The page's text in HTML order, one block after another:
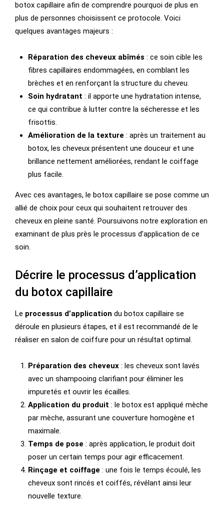
botox capillaire afin de comprendre pourquoi de plus en
plus de personnes choisissent ce protocole. Voici
quelques avantages majeurs :
Réparation des cheveux abîmés : ce soin cible les
fibres capillaires endommagées, en comblant les
brèches et en renforçant la structure du cheveu.
Soin hydratant : il apporte une hydratation intense,
ce qui contribue à lutter contre la sécheresse et les
frisottis.
Amélioration de la texture : après un traitement au
botox, les cheveux présentent une douceur et une
brillance nettement améliorées, rendant le coiffage
plus facile.
Avec ces avantages, le botox capillaire se pose comme un
allié de choix pour ceux qui souhaitent retrouver des
cheveux en pleine santé. Poursuivons notre exploration en
examinant de plus près le processus d’application de ce
soin.
Décrire le processus d’application
du botox capillaire
Le processus d’application du botox capillaire se
déroule en plusieurs étapes, et il est recommandé de le
réaliser en salon de coiffure pour un résultat optimal.
Préparation des cheveux : les cheveux sont lavés
avec un shampooing clarifiant pour éliminer les
impuretés et ouvrir les écailles.
Application du produit : le botox est appliqué mèche
par mèche, assurant une couverture homogène et
maximale.
Temps de pose : après application, le produit doit
poser un certain temps pour agir efficacement.
Rinçage et coiffage : une fois le temps écoulé, les
cheveux sont rincés et coiffés, révélant ainsi leur
nouvelle texture.